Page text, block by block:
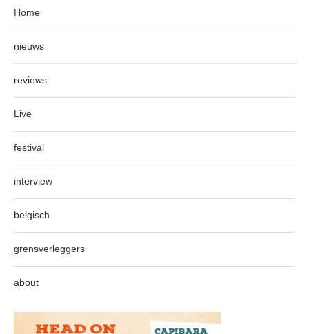
Home
nieuws
reviews
Live
festival
interview
belgisch
grensverleggers
about